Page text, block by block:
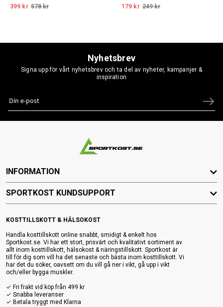
399 kr 578 kr 179 kr 249 kr
Nyhetsbrev
Signa upp för vårt nyhetsbrev och ta del av nyheter, kampanjer &
inspiration
KOSTTILLSKOTT & HÄLSOKOST
Handla kosttillskott online snabbt, smidigt & enkelt hos
Sportkost.se. Vi har ett stort, prisvärt och kvalitativt sortiment av
allt inom kosttillskott, hälsokost & näringstillskott. Sportkost är
till för dig som vill ha det senaste och bästa inom kosttillskott. Vi
har det du söker, oavsett om du vill gå ner i vikt, gå upp i vikt
och/eller bygga muskler.
✓ Fri frakt vid köp från 499 kr
✓ Snabba leveranser
✓ Betala tryggt med Klarna
INFORMATION
SPORTKOST KUNDSUPPORT